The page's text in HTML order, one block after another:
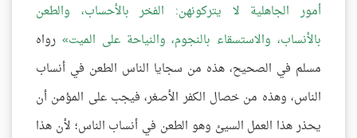
أمور الجاهلية لا يتركونهن: الفخر بالأحساب، والطعن
بالأنساب، والاستسقاء بالنجوم، والنياحة على الميت
رواه
مسلم في الصحيح، هذه من سجايا الناس الطعن في أنساب
الناس، وهذه من خصال الكفر الأصغر، فيجب على المؤمن أن
يحذر هذا العمل السيئ وهو الطعن في أنساب الناس؛ لأن هذا